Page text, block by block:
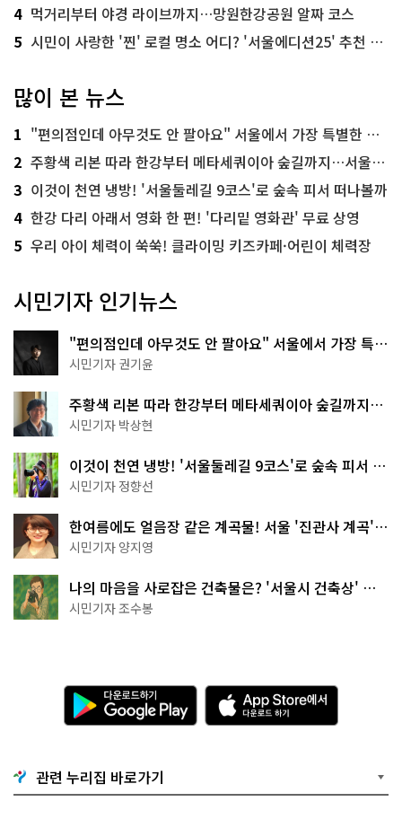
4 먹거리부터 야경 라이브까지…망원한강공원 알짜 코스
5 시민이 사랑한 '찐' 로컬 명소 어디? '서울에디션25' 추천 코스
많이 본 뉴스
1 "편의점인데 아무것도 안 팔아요" 서울에서 가장 특별한 편의점의 정체
2 주황색 리본 따라 한강부터 메타세쿼이아 숲길까지…서울둘레길 15코스
3 이것이 천연 냉방! '서울둘레길 9코스'로 숲속 피서 떠나볼까
4 한강 다리 아래서 영화 한 편! '다리밑 영화관' 무료 상영
5 우리 아이 체력이 쑥쑥! 클라이밍 키즈카페·어린이 체력장
시민기자 인기뉴스
"편의점인데 아무것도 안 팔아요" 서울에서 가장 특별
한 편의점의 정체
시민기자 권기윤
주황색 리본 따라 한강부터 메타세쿼이아 숲길까지…
서울둘레길 15코스
시민기자 박상현
이것이 천연 냉방! '서울둘레길 9코스'로 숲속 피서 떠
나볼까
시민기자 정향선
한여름에도 얼음장 같은 계곡물! 서울 '진관사 계곡'이
천국이네~
시민기자 양지영
나의 마음을 사로잡은 건축물은? '서울시 건축상' 수
상작 공개!
시민기자 조수봉
다
운
로
기
G
o
A
p
p
e
관련 누리집 바로가기